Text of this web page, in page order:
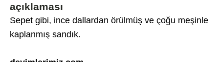
açıklaması
Sepet gibi, ince dallardan örülmüş ve çoğu meşinle
kaplanmış sandık.